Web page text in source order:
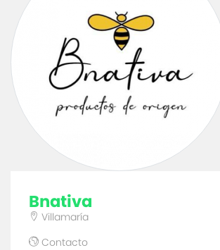
bnativa
Villamaría
Contacto